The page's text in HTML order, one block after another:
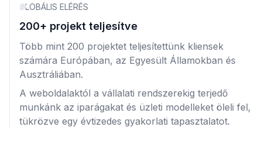
GLOBÁLIS ELÉRÉS
200+ projekt teljesítve
Több mint 200 projektet teljesítettünk kliensek
számára Európában, az Egyesült Államokban és
Ausztráliában.
A weboldalaktól a vállalati rendszerekig terjedő
munkánk az iparágakat és üzleti modelleket öleli fel,
tükrözve egy évtizedes gyakorlati tapasztalatot.